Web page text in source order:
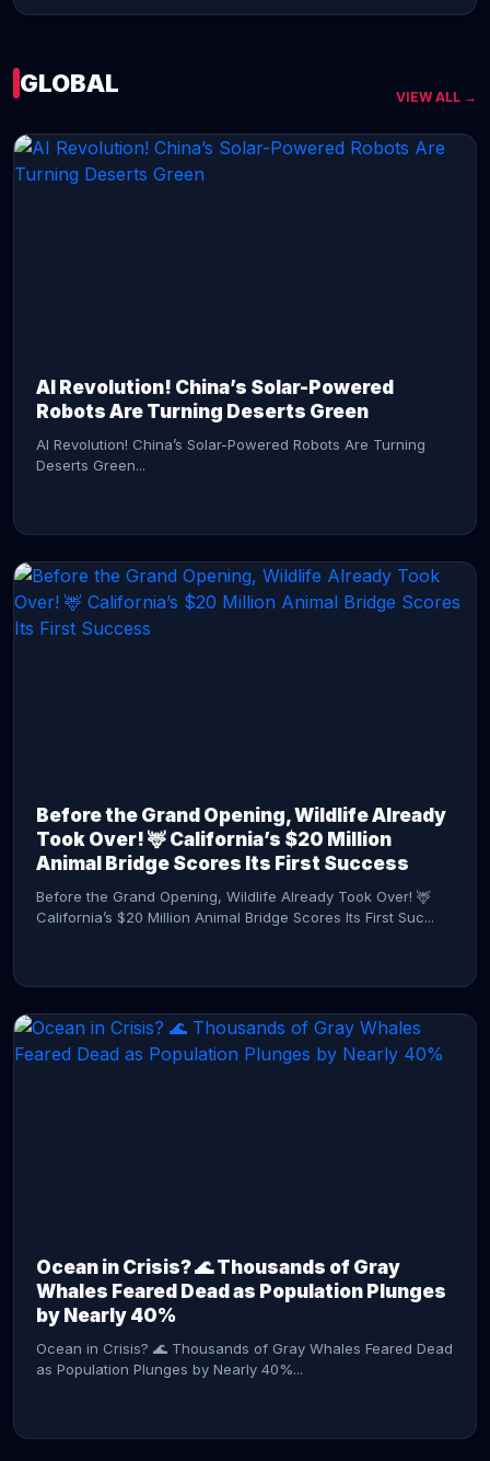
GLOBAL VIEW ALL →
AI Revolution! China’s Solar-Powered
Robots Are Turning Deserts Green
AI Revolution! China’s Solar-Powered Robots Are Turning
Deserts Green...
Before the Grand Opening, Wildlife Already
Took Over! 🦌 California’s $20 Million
Animal Bridge Scores Its First Success
Before the Grand Opening, Wildlife Already Took Over! 🦌
California’s $20 Million Animal Bridge Scores Its First Suc...
Ocean in Crisis? 🌊 Thousands of Gray
Whales Feared Dead as Population Plunges
by Nearly 40%
Ocean in Crisis? 🌊 Thousands of Gray Whales Feared Dead
as Population Plunges by Nearly 40%...